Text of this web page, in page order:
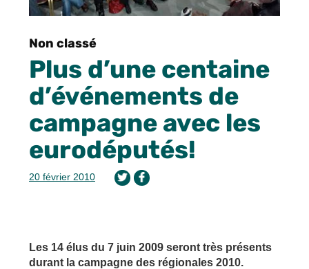
Non classé
Plus d’une centaine
d’événements de
campagne avec les
eurodéputés!
20 février 2010
Les 14 élus du 7 juin 2009 seront très présents
durant la campagne des régionales 2010.